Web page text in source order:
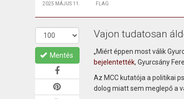
2025 MÁJUS 11. FLAG
Mentés
Vajon tudatosan
„Miért éppen most válik
bejelentették, Gyurcsány
Az MCC kutatója a politikai
dolog miatt sem meglepő a